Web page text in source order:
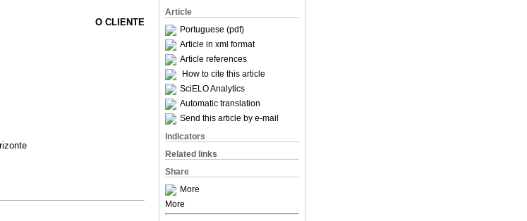
Article
Portuguese (pdf)
Article in xml format
Article references
How to cite this article
SciELO Analytics
Automatic translation
Send this article by e-mail
Indicators
Related links
Share
More
More
O CLIENTE